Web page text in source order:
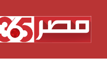
المحتوى